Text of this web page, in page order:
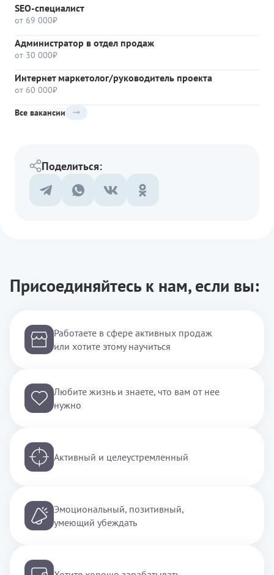
SEO-специалист
от 69 000₽
Администратор в отдел продаж
от 30 000₽
Интернет маркетолог/руководитель проекта
от 60 000₽
Все вакансии
Поделиться:
Присоединяйтесь к нам, если вы:
Работаете в сфере активных продаж
или хотите этому научиться
Любите жизнь и знаете, что вам от нее
нужно
Активный и целеустремленный
Эмоциональный, позитивный,
умеющий убеждать